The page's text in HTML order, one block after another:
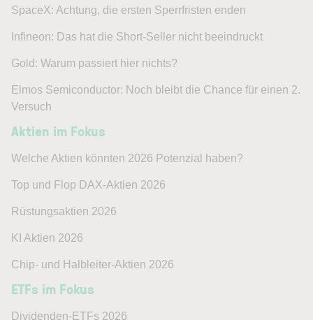
SpaceX: Achtung, die ersten Sperrfristen enden
Infineon: Das hat die Short-Seller nicht beeindruckt
Gold: Warum passiert hier nichts?
Elmos Semiconductor: Noch bleibt die Chance für einen 2.
Versuch
Aktien im Fokus
Welche Aktien könnten 2026 Potenzial haben?
Top und Flop DAX-Aktien 2026
Rüstungsaktien 2026
KI Aktien 2026
Chip- und Halbleiter-Aktien 2026
ETFs im Fokus
Dividenden-ETFs 2026